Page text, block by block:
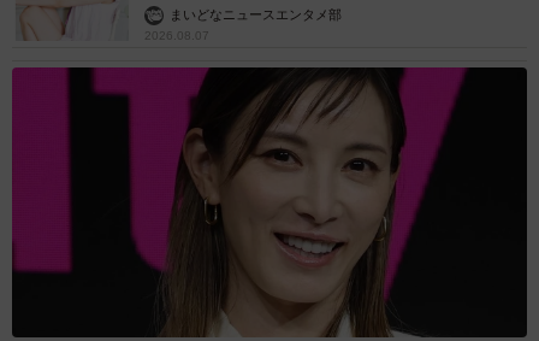
まいどなニュースエンタメ部
2026.08.07